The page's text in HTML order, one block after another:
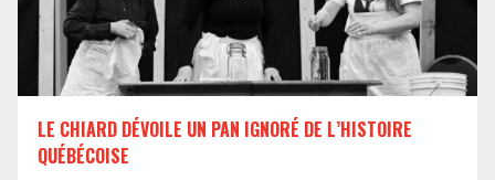
LE CHIARD DÉVOILE UN PAN IGNORÉ DE L’HISTOIRE
QUÉBÉCOISE